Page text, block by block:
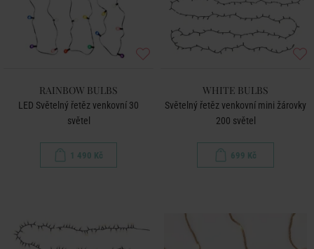
RAINBOW BULBS
LED Světelný řetěz venkovní 30
světel
1 490 Kč
WHITE BULBS
Světelný řetěz venkovní mini žárovky
200 světel
699 Kč